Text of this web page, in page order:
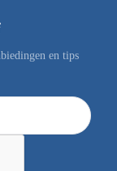
en tips